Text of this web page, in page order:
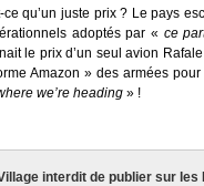
qu’un juste prix ? Le pays
adoptés par « ce
le prix d’un seul avion
Amazon » des armées
we’re heading » !
interdit de publier sur